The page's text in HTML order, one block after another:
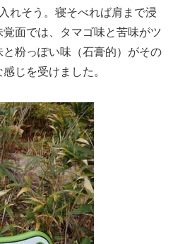
れそう。寝そべれば肩まで浸
面では、タマゴ味と苦味がツ
粉っぽい味（石膏的）がその
じを受けました。